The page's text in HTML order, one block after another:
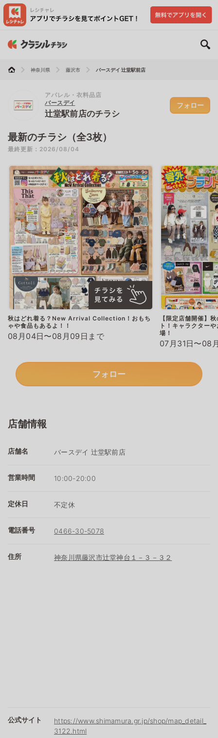
神奈川県 藤沢市 バースデイ 辻堂駅前店
アパレル・衣料品店
バースデイ
辻堂駅前店のチラシ
フォロー
最新のチラシ（全3枚）
最終更新：2026/08/04
秋はどれ着る？New Arrival Collection！おもち
ゃや食品もあるよ！！
08月04日〜08月09日まで
【限定店舗開催】
ト！キャラクター
場！
07月31日〜08
フォロー
店舗情報
店舗名 バースデイ 辻堂駅前店
営業時間 10:00-20:00
定休日 不定休
電話番号 0466-30-5078
住所 神奈川県藤沢市辻堂神台１－３－３２
公式サイト
https://www.shimamura.gr.jp/shop/map_detail_
3122.html